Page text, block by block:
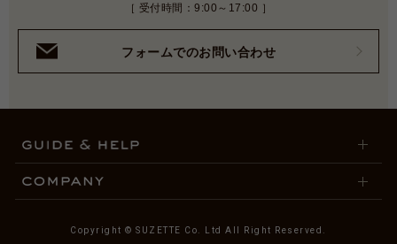
［ 受付時間：9:00～17:00 ］
フォームでのお問い合わせ
Copyright © SUZETTE Co. Ltd All Right Reserved.